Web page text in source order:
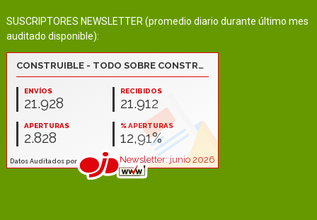
SUSCRIPTORES NEWSLETTER (promedio diario durante último mes
auditado disponible):